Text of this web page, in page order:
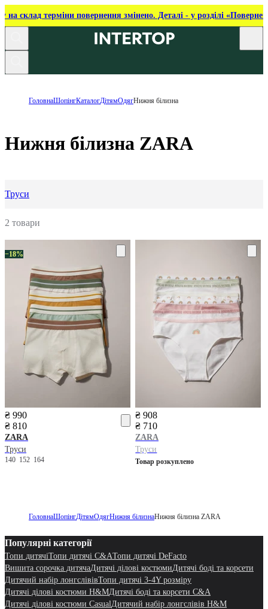
на склад терміни повернення змінено. Деталі - у розділі
ГоловнаШопінгКаталогДітямОдягНижня білизна
Нижня білизна ZARA
Труси
2 товари
−18%
₴ 990
₴ 810
ZARA
Труси
140 152 164
₴ 908
₴ 710
ZARA
Труси
Товар розкуплено
ГоловнаШопінгДітямОдягНижня білизнаНижня білизна ZARA
Популярні категорії
Топи дитячіТопи дитячі C&AТопи дитячі DeFacto
Вишита сорочка дитячаДитячі ділові костюмиДитячі боді та корсети
Дитячий набір лонгслівівТопи дитячі 3-4Y розміру
Дитячі ділові костюми H&MДитячі боді та корсети C&A
Дитячі ділові костюми Casual Дитячий набір лонгслівів H&M